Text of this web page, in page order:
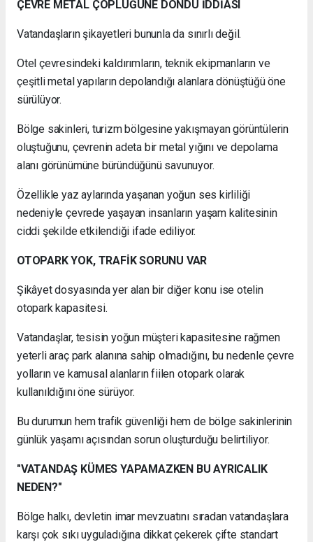
ÇEVRE METAL ÇÖPLÜĞÜNE DÖNDÜ İDDİASI
Vatandaşların şikayetleri bununla da sınırlı değil.
Otel çevresindeki kaldırımların, teknik ekipmanların ve
çeşitli metal yapıların depolandığı alanlara dönüştüğü öne
sürülüyor.
Bölge sakinleri, turizm bölgesine yakışmayan görüntülerin
oluştuğunu, çevrenin adeta bir metal yığını ve depolama
alanı görünümüne büründüğünü savunuyor.
Özellikle yaz aylarında yaşanan yoğun ses kirliliği
nedeniyle çevrede yaşayan insanların yaşam kalitesinin
ciddi şekilde etkilendiği ifade ediliyor.
OTOPARK YOK, TRAFİK SORUNU VAR
Şikâyet dosyasında yer alan bir diğer konu ise otelin
otopark kapasitesi.
Vatandaşlar, tesisin yoğun müşteri kapasitesine rağmen
yeterli araç park alanına sahip olmadığını, bu nedenle çevre
yolların ve kamusal alanların fiilen otopark olarak
kullanıldığını öne sürüyor.
Bu durumun hem trafik güvenliği hem de bölge sakinlerinin
günlük yaşamı açısından sorun oluşturduğu belirtiliyor.
"VATANDAŞ KÜMES YAPAMAZKEN BU AYRICALIK
NEDEN?"
Bölge halkı, devletin imar mevzuatını sıradan vatandaşlara
karşı çok sıkı uyguladığına dikkat çekerek çifte standart